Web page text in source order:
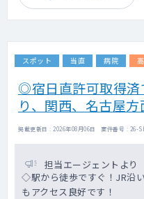
スポット 当直 病院
◎宿日直許可取得
り、関西、名古屋
掲載更新日 : 2026年08月06日 案件番号 : 26-
担当エージェントより
◇駅から徒歩ですぐ！JR沿
もアクセス良好です！